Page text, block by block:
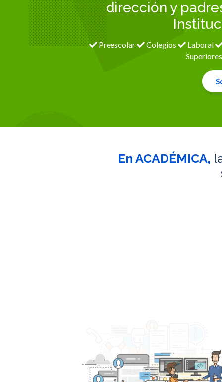
dirección y
Preescolar Colegios
Laboral
En ACADÉMICA,